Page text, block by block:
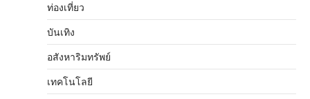
ท่องเที่ยว
บันเทิง
อสังหาริมทรัพย์
เทคโนโลยี